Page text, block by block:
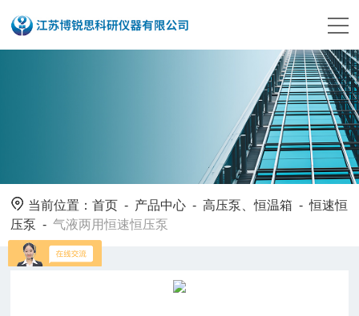
当前位置：首页 - 产品中心 -高压泵、恒温箱 -恒速恒
压泵 -气液两用恒速恒压泵